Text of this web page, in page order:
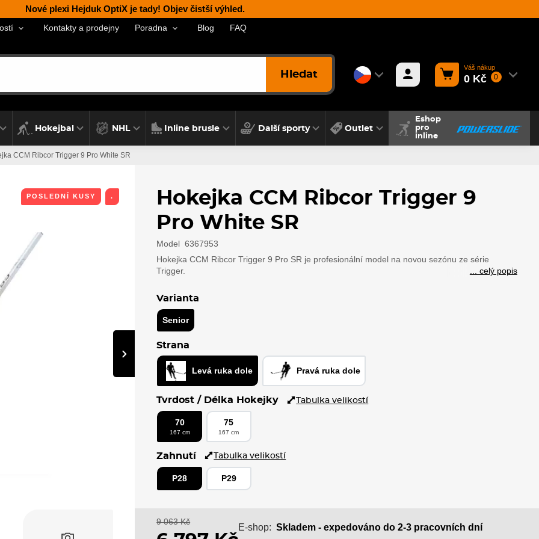
Nové plexi Hejduk OptiX je tady! Objev čistší výhled.
Kontakty a prodejny Poradna Blog FAQ
Hledat
Váš nákup
0 Kč 0
Hokejbal NHL Inline brusle Další sporty Outlet
Eshop
pro
inline
CCM Ribcor Trigger 9 Pro White SR
POSLEDNÍ KUSY .
›
Hokejka CCM Ribcor Trigger 9
Pro White SR
Model 6367953
Hokejka CCM Ribcor Trigger 9 Pro SR je profesionální model na novou sezónu ze série
Trigger.
... celý popis
Varianta
Senior
Strana
Levá ruka dole Pravá ruka dole
Tvrdost / Délka Hokejky Tabulka velikostí
70
167 cm
75
167 cm
Zahnutí Tabulka velikostí
P28 P29
9 063 Kč
E-shop: Skladem - expedováno do 2-3 pracovních dní